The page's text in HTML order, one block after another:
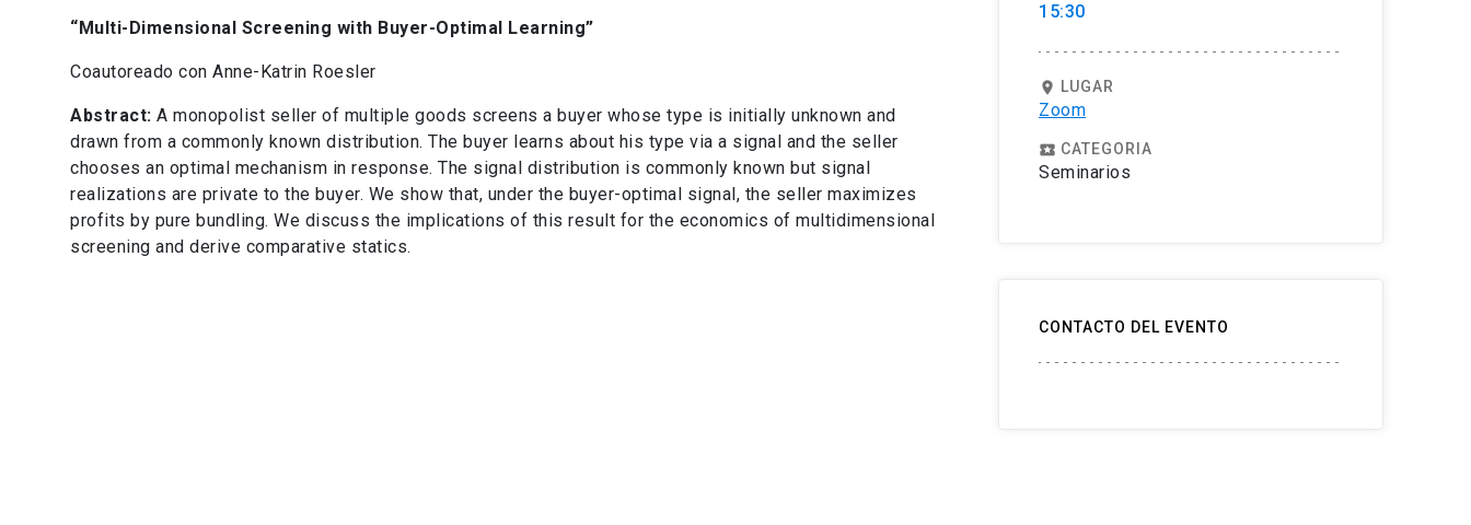
“Multi-Dimensional Screening with Buyer-Optimal Learning”
Coautoreado con Anne-Katrin Roesler
Abstract: A monopolist seller of multiple goods screens a buyer whose type is initially unknown and
drawn from a commonly known distribution. The buyer learns about his type via a signal and the seller
chooses an optimal mechanism in response. The signal distribution is commonly known but signal
realizations are private to the buyer. We show that, under the buyer-optimal signal, the seller maximizes
profits by pure bundling. We discuss the implications of this result for the economics of multidimensional
screening and derive comparative statics.
15:30
location_on LUGAR
Zoom
local_play CATEGORIA
Seminarios
CONTACTO DEL EVENTO